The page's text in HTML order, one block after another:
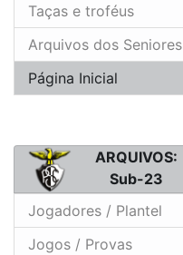
Taças e troféus
Arquivos dos Seniores
Página Inicial
ARQUIVOS:
Sub-23
Jogadores / Plantel
Jogos / Provas